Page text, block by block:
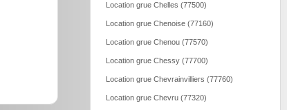
Location grue Chelles (77500)
Location grue Chenoise (77160)
Location grue Chenou (77570)
Location grue Chessy (77700)
Location grue Chevrainvilliers (77760)
Location grue Chevru (77320)